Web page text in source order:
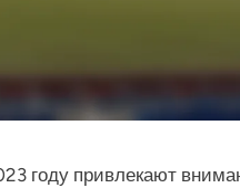
году привлекают